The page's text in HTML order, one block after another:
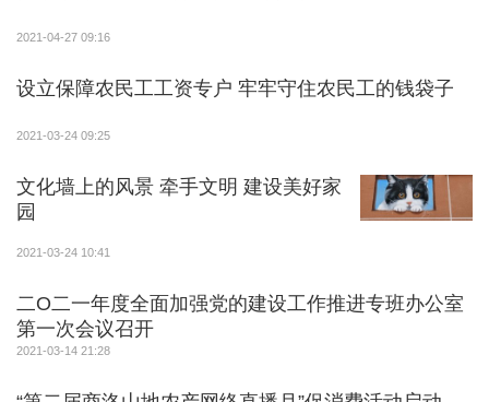
2021-04-27 09:16
设立保障农民工工资专户 牢牢守住农民工的钱袋子
2021-03-24 09:25
文化墙上的风景 牵手文明 建设美好家
园
2021-03-24 10:41
二O二一年度全面加强党的建设工作推进专班办公室
第一次会议召开
2021-03-14 21:28